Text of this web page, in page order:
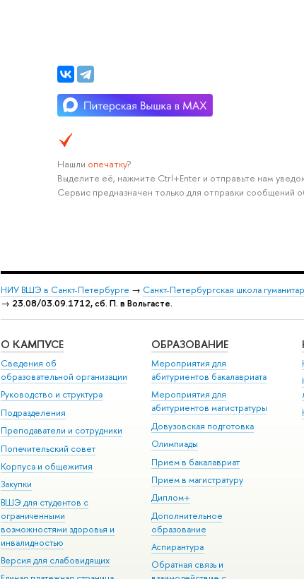
Нашли опечатку?
Выделите её, нажмите Ctrl+Enter и отправьте нам
Сервис предназначен только для отправки сообщений
НИУ ВШЭ в Санкт-Петербурге → Санкт-Петербургская школа
→ 23.08/03.09.1712, сб. П. в Вольгасте.
О КАМПУСЕ
Сведения об
образовательной организации
Руководство и структура
Подразделения
Преподаватели и сотрудники
Попечительский совет
Корпуса и общежития
Закупки
ВШЭ для студентов с
ограниченными
возможностями здоровья и
инвалидностью
Версия для слабовидящих
ОБРАЗОВАНИЕ
Мероприятия для
абитуриентов бакалавриата
Мероприятия для
абитуриентов магистратуры
Довузовская подготовка
Олимпиады
Прием в бакалавриат
Прием в магистратуру
Диплом+
Дополнительное
образование
Аспирантура
Обратная связь и